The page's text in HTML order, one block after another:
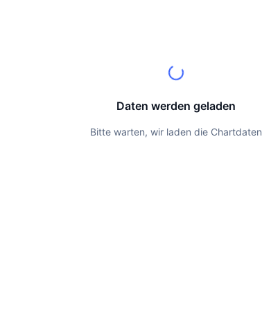
Daten werden geladen
Bitte warten, wir laden die Chartdaten